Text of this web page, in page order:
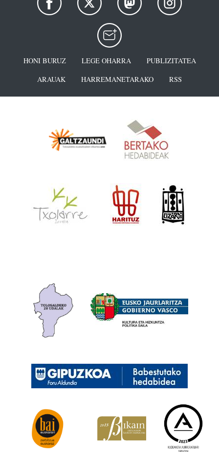
HONI BURUZ LEGE OHARRA
PUBLIZITATEA
ARAUAK
HARREMANETARAKO RSS